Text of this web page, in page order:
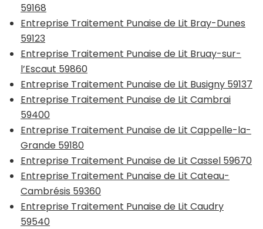
59168
Entreprise Traitement Punaise de Lit Bray-Dunes
59123
Entreprise Traitement Punaise de Lit Bruay-sur-
l’Escaut 59860
Entreprise Traitement Punaise de Lit Busigny 59137
Entreprise Traitement Punaise de Lit Cambrai
59400
Entreprise Traitement Punaise de Lit Cappelle-la-
Grande 59180
Entreprise Traitement Punaise de Lit Cassel 59670
Entreprise Traitement Punaise de Lit Cateau-
Cambrésis 59360
Entreprise Traitement Punaise de Lit Caudry
59540